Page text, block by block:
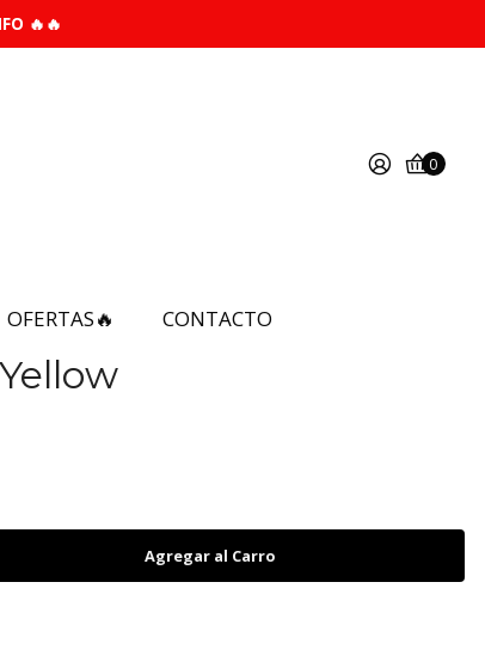
🔥🔥
0
OFERTAS🔥 CONTACTO